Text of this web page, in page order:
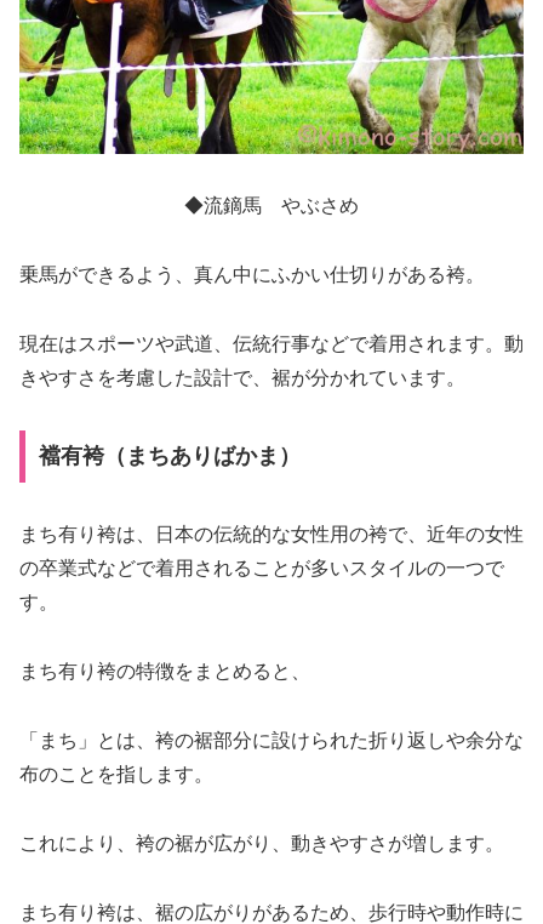
◆流鏑馬 やぶさめ
乗馬ができるよう、真ん中にふかい仕切りがある袴。
現在はスポーツや武道、伝統行事などで着用されます。動
きやすさを考慮した設計で、裾が分かれています。
襠有袴（まちありばかま）
まち有り袴は、日本の伝統的な女性用の袴で、近年の女性
の卒業式などで着用されることが多いスタイルの一つで
す。
まち有り袴の特徴をまとめると、
「まち」とは、袴の裾部分に設けられた折り返しや余分な
布のことを指します。
これにより、袴の裾が広がり、動きやすさが増します。
まち有り袴は、裾の広がりがあるため、歩行時や動作時に